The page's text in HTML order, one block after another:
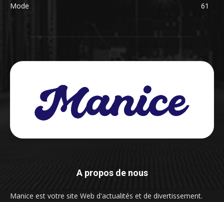
Mode
61
A propos de nous
Manice est votre site Web d'actualités et de divertissement.